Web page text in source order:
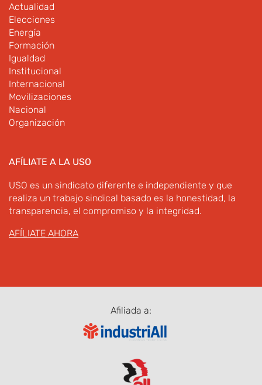
Actualidad
Elecciones
Energía
Formación
Igualdad
Institucional
Internacional
Movilizaciones
Nacional
Organización
AFÍLIATE A LA USO
USO es un sindicato diferente e independiente y que
realiza un trabajo sindical basado es la honestidad, la
transparencia, el compromiso y la integridad.
AFÍLIATE AHORA
Afiliada a: